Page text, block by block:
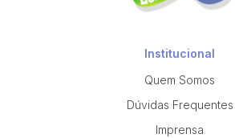
Institucional
Quem Somos
Dúvidas Frequentes
Imprensa